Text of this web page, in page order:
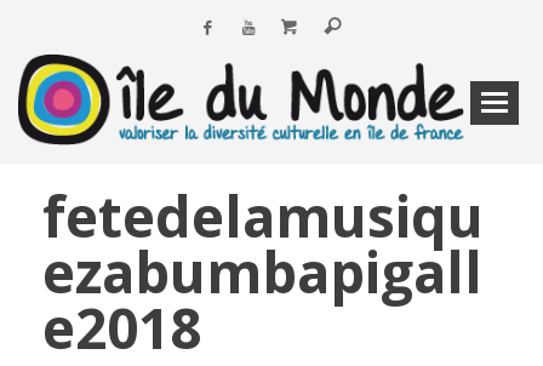
fetedelamusiqu
ezabumbapigall
e2018